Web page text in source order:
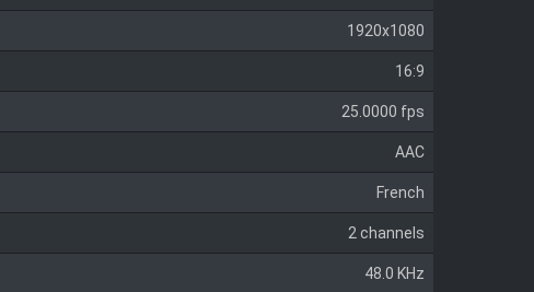
1920x1080
16:9
25.0000 fps
AAC
French
2 channels
48.0 KHz